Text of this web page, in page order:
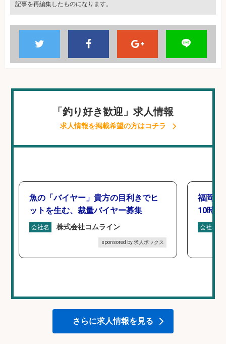
記事を再編集したものになります。
「釣り好き歓迎」求人情報
求人情報を掲載希望の方はコチラ
魚の「バイヤー」貴方の目利きでヒ
ットを生む、裁量バイヤー募集
会社名 株式会社コムライン
sponsored by 求人ボックス
福岡「
10時間
会社名
さらに求人情報を見る